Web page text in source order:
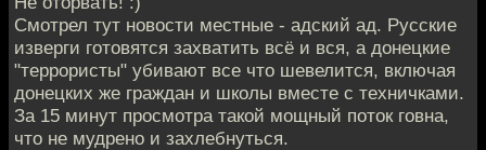
Смотрел тут новости местные - адский ад. Русские
изверги готовятся захватить всё и вся, а донецкие
"террористы" убивают все что шевелится, включая
донецких же граждан и школы вместе с техничками.
За 15 минут просмотра такой мощный поток говна,
что не мудрено и захлебнуться.